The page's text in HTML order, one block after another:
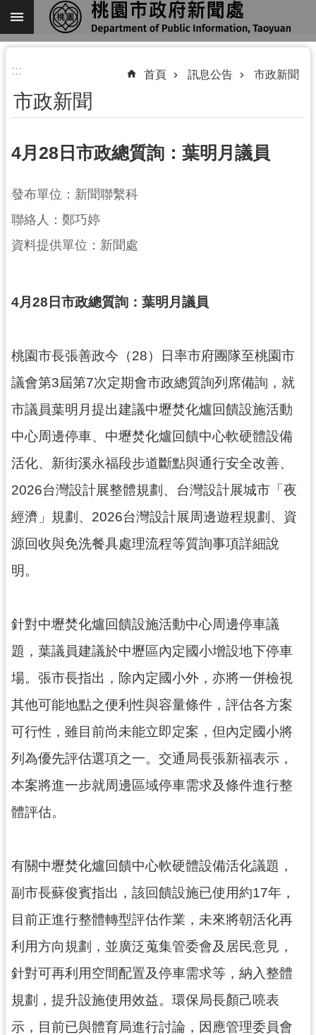
跳到主要內容區塊
進
搜
尋
於
我
通
業
務
資
訊
訊
息
公
告
便
民
服
務
府
資
訊
開
回
首
頁
網
站
導
市
政
信
箱
常
見
問
答
桃
::: 首頁 訊息公告 市政新聞
市政新聞
4月28日市政總質詢：葉明月議員
發布單位：新聞聯繫科
聯絡人：鄭巧婷
資料提供單位：新聞處
4月28日市政總質詢：葉明月議員
桃園市長張善政今（28）日率市府團隊至桃園市
議會第3屆第7次定期會市政總質詢列席備詢，就
市議員葉明月提出建議中壢焚化爐回饋設施活動
中心周邊停車、中壢焚化爐回饋中心軟硬體設備
活化、新街溪永福段步道斷點與通行安全改善、
2026台灣設計展整體規劃、台灣設計展城市「夜
經濟」規劃、2026台灣設計展周邊遊程規劃、資
源回收與免洗餐具處理流程等質詢事項詳細說
明。
針對中壢焚化爐回饋設施活動中心周邊停車議
題，葉議員建議於中壢區內定國小增設地下停車
場。張市長指出，除內定國小外，亦將一併檢視
其他可能地點之便利性與容量條件，評估各方案
可行性，雖目前尚未能立即定案，但內定國小將
列為優先評估選項之一。交通局長張新福表示，
本案將進一步就周邊區域停車需求及條件進行整
體評估。
有關中壢焚化爐回饋中心軟硬體設備活化議題，
副市長蘇俊賓指出，該回饋設施已使用約17年，
目前正進行整體轉型評估作業，未來將朝活化再
利用方向規劃，並廣泛蒐集管委會及居民意見，
針對可再利用空間配置及停車需求等，納入整體
規劃，提升設施使用效益。環保局長顏己喨表
示，目前已與體育局進行討論，因應管理委員會